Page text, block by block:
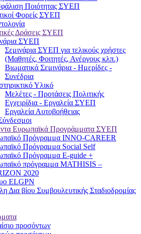
Ποιότητας ΣΥΕΠ
Φορείς ΣΥΕΠ
Δράσεις ΣΥΕΠ
ΣΥΕΠ
Σεμινάρια ΣΥΕΠ για τελικούς χρήστες
(Μαθητές, Φοιτητές, Ανέργους κλπ.)
Βιωματικά Σεμινάρια - Ημερίδες -
Συνέδρια
Υλικό
Μελέτες - Προτάσεις Πολιτικής
Εγχειρίδια - Εργαλεία ΣΥΕΠ
Εργαλεία Αυτοβοήθειας
Ευρωπαϊκά Προγράμματα ΣΥΕΠ
Πρόγραμμα INNO-CAREER
Πρόγραμμα Social Self
Πρόγραμμα E-guide +
πρόγραμμα MATHISIS –
2020
ELGPN
Δια βίου Συμβουλευτικής Σταδιοδρομίας
προσόντων